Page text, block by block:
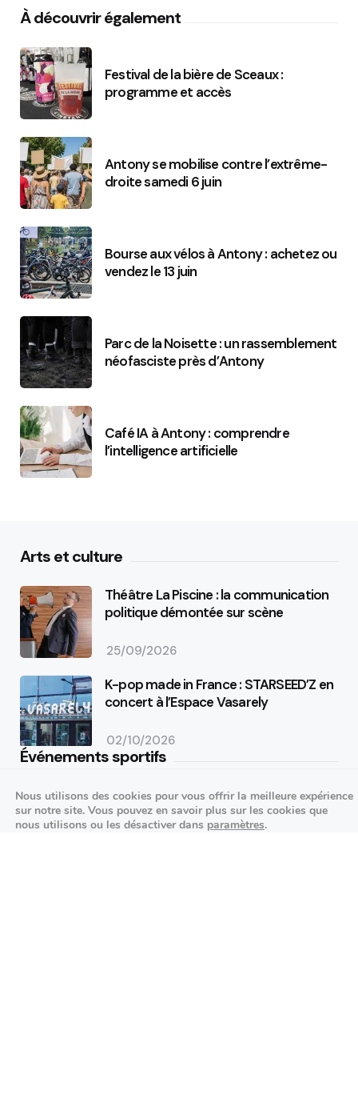
À découvrir également
Festival de la bière de Sceaux :
programme et accès
Antony se mobilise contre l’extrême-
droite samedi 6 juin
Bourse aux vélos à Antony : achetez ou
vendez le 13 juin
Parc de la Noisette : un rassemblement
néofasciste près d’Antony
Café IA à Antony : comprendre
l’intelligence artificielle
Arts et culture
Théâtre La Piscine : la communication
politique démontée sur scène
25/09/2026
K-pop made in France : STARSEED’Z en
concert à l’Espace Vasarely
02/10/2026
Événements sportifs
Aucun article trouvé.
Festivités
Nous utilisons des cookies pour vous offrir la meilleure expérience
sur notre site. Vous pouvez en savoir plus sur les cookies que
nous utilisons ou les désactiver dans paramètres.